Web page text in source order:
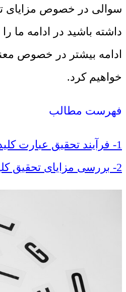
سوالی در خصوص مزایای
داشته باشید در ادامه ما
ادامه بیشتر در خصوص
خواهیم کرد.
فهرست مطالب
1- فرآیند تحقیق عبارت کلیدی به چه معناست؟
2- بررسی مزایای تحقیق کلیدواژه ها